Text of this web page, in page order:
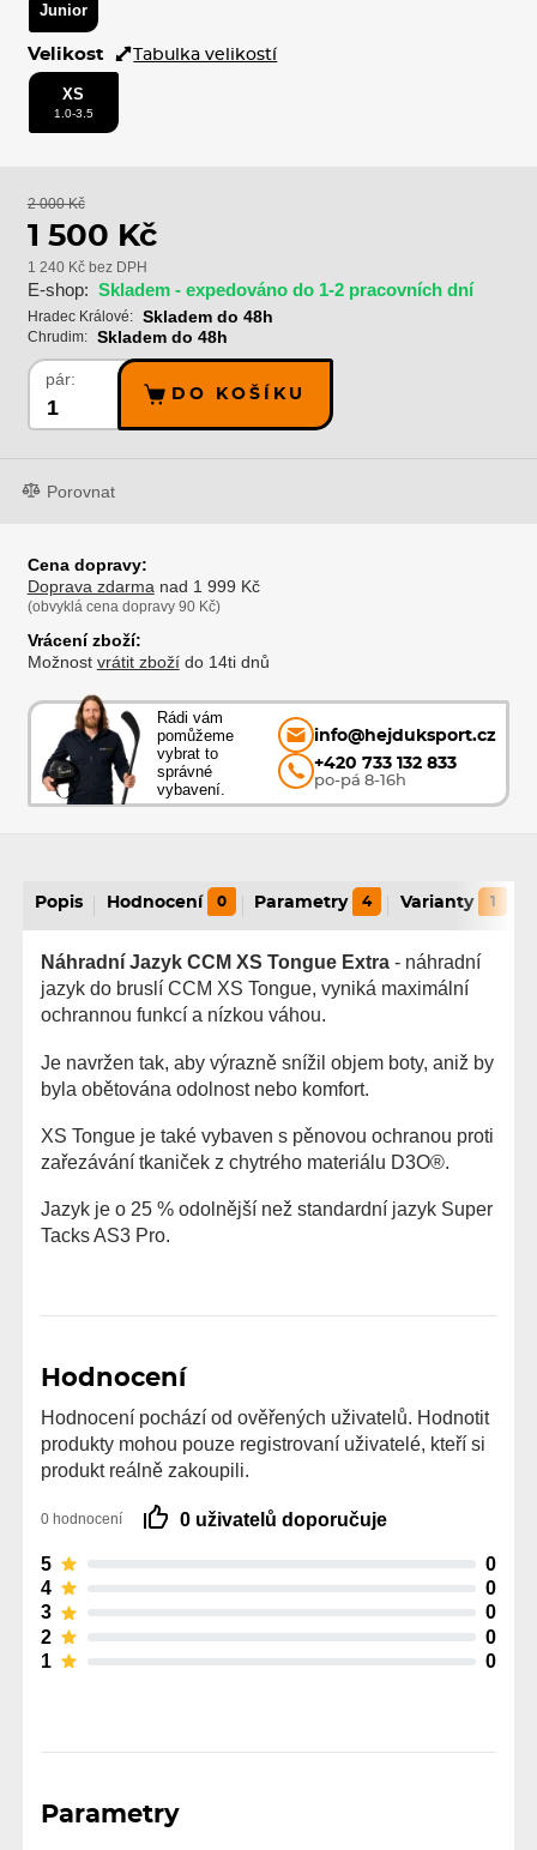
Junior
Velikost Tabulka velikostí
XS
1.0-3.5
2 000 Kč
1 500 Kč
1 240 Kč bez DPH
E-shop: Skladem - expedováno do 1-2 pracovních dní
Hradec Králové: Skladem do 48h
Chrudim: Skladem do 48h
pár:
DO KOŠÍKU
Porovnat
Cena dopravy:
Doprava zdarma nad 1 999 Kč
(obvyklá cena dopravy 90 Kč)
Vrácení zboží:
Možnost vrátit zbožído 14ti dnů
Rádi vám
pomůžeme
vybrat to
správné
vybavení.
info@hejduksport.cz
+420 733 132 833
po-pá 8-16h
Popis Hodnocení 0 Parametry 4 Varianty 1
Náhradní Jazyk CCM XS Tongue Extra - náhradní
jazyk do bruslí CCM XS Tongue, vyniká maximální
ochrannou funkcí a nízkou váhou.
Je navržen tak, aby výrazně snížil objem boty, aniž by
byla obětována odolnost nebo komfort.
XS Tongue je také vybaven s pěnovou ochranou proti
zařezávání tkaniček z chytrého materiálu D3O®.
Jazyk je o 25 % odolnější než standardní jazyk Super
Tacks AS3 Pro.
Hodnocení
Hodnocení pochází od ověřených uživatelů. Hodnotit
produkty mohou pouze registrovaní uživatelé, kteří si
produkt reálně zakoupili.
0 hodnocení 0 uživatelů doporučuje
5
0
4
0
3
0
2
0
1
0
Parametry